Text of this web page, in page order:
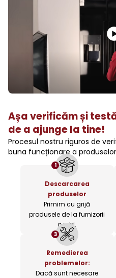
Așa verificăm și
de a ajunge la tine!
Procesul nostru riguros de
buna funcționare a
1
Descarcarea
produselor
Primim cu grijă
produsele de la furnizorii
noștri.
3
Remedierea
problemelor:
Dacă sunt necesare